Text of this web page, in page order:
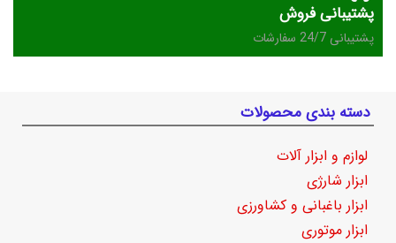
پشتیبانی فروش
پشتیبانی 24/7 سفارشات
دسته بندی محصولات
لوازم و ابزار آلات
ابزار شارژی
ابزار باغبانی و کشاورزی
ابزار موتوری